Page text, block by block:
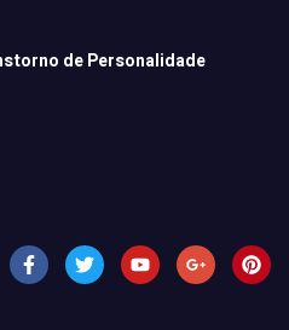
de Personalidade